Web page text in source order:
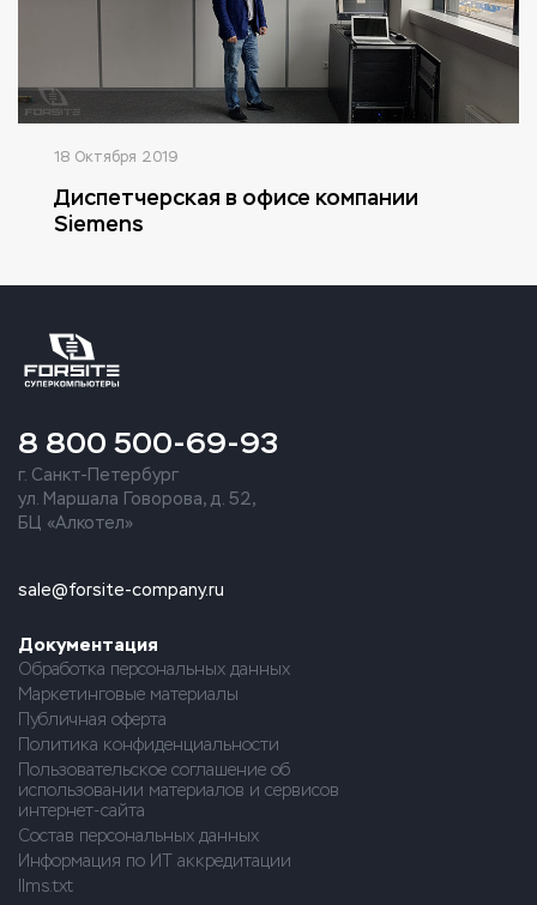
18 Октября 2019
Диспетчерская в офисе компании
Siemens
8 800 500-69-93
г. Санкт-Петербург
ул. Маршала Говорова, д. 52,
БЦ «Алкотел»
sale@forsite-company.ru
Документация
Обработка персональных данных
Маркетинговые материалы
Публичная оферта
Политика конфиденциальности
Пользовательское соглашение об
использовании материалов и сервисов
интернет-сайта
Состав персональных данных
Информация по ИТ аккредитации
llms.txt